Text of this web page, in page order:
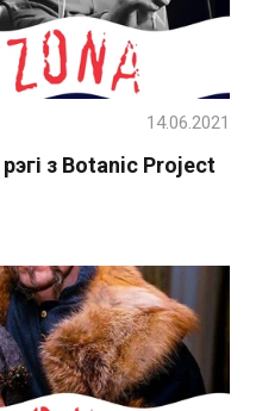
з Botanic Project
14.06.2021